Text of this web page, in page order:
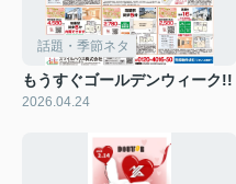
話題・季節ネタ
もうすぐゴールデンウィーク!!
2026.04.24